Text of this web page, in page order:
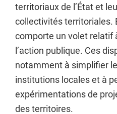
territoriaux de l’État et
collectivités territoriales.
comporte un volet relatif
l’action publique. Ces
notamment à simplifier
institutions locales et à
expérimentations de
des territoires.